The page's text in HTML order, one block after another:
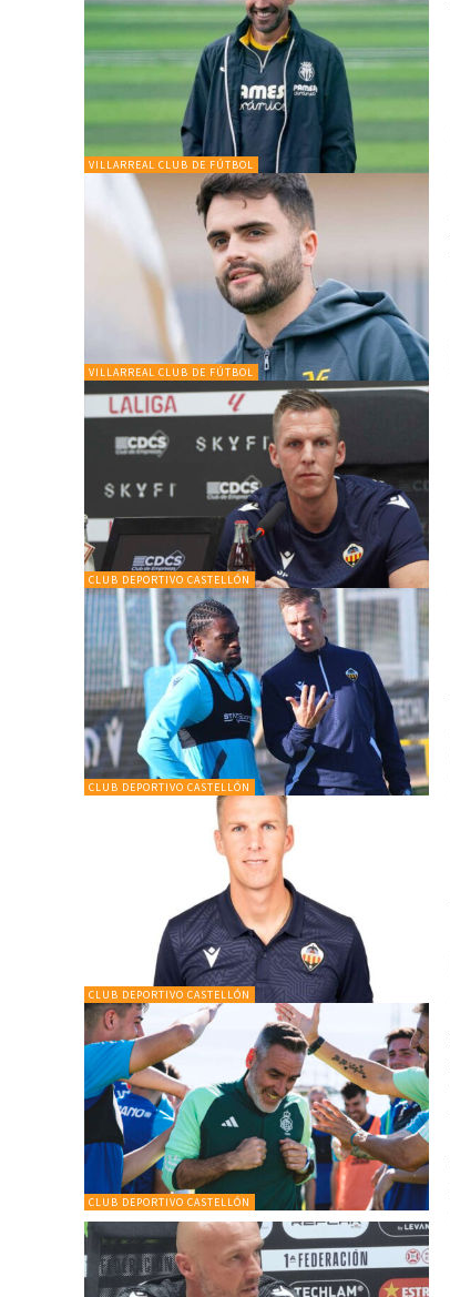
VILLARREAL CLUB DE FÚTBOL
VILLARREAL CLUB DE FÚTBOL
CLUB DEPORTIVO CASTELLÓN
CLUB DEPORTIVO CASTELLÓN
CLUB DEPORTIVO CASTELLÓN
CLUB DEPORTIVO CASTELLÓN